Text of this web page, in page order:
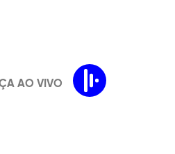
AO VIVO